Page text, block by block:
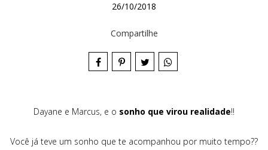
26/10/2018
Compartilhe
Dayane e Marcus, e o sonho que virou realidade!!
Você já teve um sonho que te acompanhou por muito tempo??